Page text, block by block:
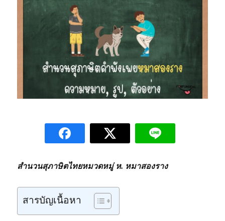
สำนวนสุภาษิตไทยหมวดหมู่ ห. หมาสองราง
สารบัญเนื้อหา